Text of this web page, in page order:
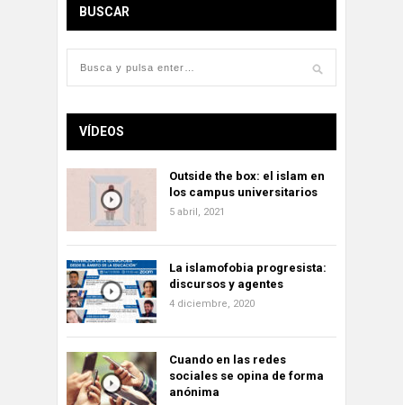
BUSCAR
VÍDEOS
Outside the box: el islam en
los campus universitarios
5 abril, 2021
La islamofobia progresista:
discursos y agentes
4 diciembre, 2020
Cuando en las redes
sociales se opina de forma
anónima